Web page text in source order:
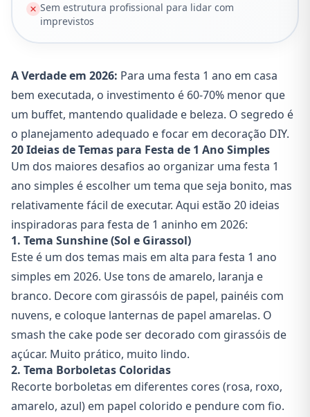
Sem estrutura profissional para lidar com
imprevistos
A Verdade em 2026: Para uma festa 1 ano em casa
bem executada, o investimento é 60-70% menor que
um buffet, mantendo qualidade e beleza. O segredo é
o planejamento adequado e focar em decoração DIY.
20 Ideias de Temas para Festa de 1 Ano Simples
Um dos maiores desafios ao organizar uma festa 1
ano simples é escolher um tema que seja bonito, mas
relativamente fácil de executar. Aqui estão 20 ideias
inspiradoras para festa de 1 aninho em 2026:
1. Tema Sunshine (Sol e Girassol)
Este é um dos temas mais em alta para festa 1 ano
simples em 2026. Use tons de amarelo, laranja e
branco. Decore com girassóis de papel, painéis com
nuvens, e coloque lanternas de papel amarelas. O
smash the cake pode ser decorado com girassóis de
açúcar. Muito prático, muito lindo.
2. Tema Borboletas Coloridas
Recorte borboletas em diferentes cores (rosa, roxo,
amarelo, azul) em papel colorido e pendure com fio.